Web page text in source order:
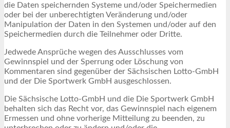
die Daten speichernden Systeme und/oder Speichermedien
oder bei der unberechtigten Veränderung und/oder
Manipulation der Daten in den Systemen und/oder auf den
Speichermedien durch die Teilnehmer oder Dritte.
Jedwede Ansprüche wegen des Ausschlusses vom
Gewinnspiel und der Sperrung oder Löschung von
Kommentaren sind gegenüber der Sächsischen Lotto-GmbH
und der Die Sportwerk GmbH ausgeschlossen.
Die Sächsische Lotto-GmbH und die Die Sportwerk GmbH
behalten sich das Recht vor, das Gewinnspiel nach eigenem
Ermessen und ohne vorherige Mitteilung zu beenden, zu